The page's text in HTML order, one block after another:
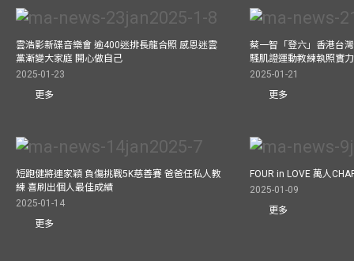
雲浩影新碟音樂會 逾400迷排長龍合照 感恩迷雲
黨漸變大家庭 開心做自己
2025-01-23
更多
蔡一智「登六」香港台
騷肌證運動教練執照實
2025-01-21
更多
短跑健將連家穎 負傷挑戰5K慈善賽 爸爸任私人教
練 喜刷出個人最佳成績
2025-01-14
更多
FOUR in LOVE 萬人
2025-01-09
更多